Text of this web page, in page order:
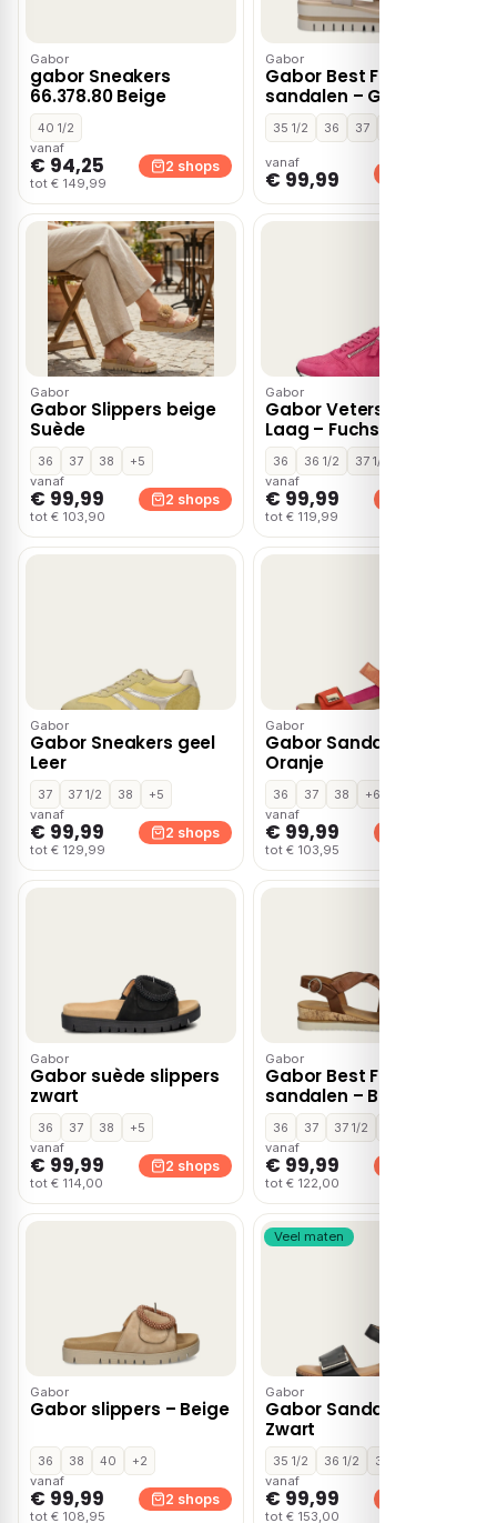
Gabor
gabor Sneakers
66.378.80 Beige
40 1/2
vanaf
€ 94,25
tot € 149,99
2 shops
Gabor
Gabor Best Fitting
sandalen – Goud
35 1/2 36 37
vanaf
€ 99,99
Gabor
Gabor Slippers beige
Suède
36 37 38
+5
vanaf
€ 99,99
tot € 103,90
2 shops
Gabor
Gabor Veterschoenen
Laag – Fuchsia
36 36 1/2 37 1/2
vanaf
€ 99,99
tot € 119,99
Gabor
Gabor Sneakers geel
Leer
37 37 1/2 38
+5
vanaf
€ 99,99
tot € 129,99
2 shops
Gabor
Gabor Sandalen Plat –
Oranje
36 37 38
+6
vanaf
€ 99,99
tot € 103,95
Gabor
Gabor suède slippers
zwart
36 37 38
+5
vanaf
€ 99,99
tot € 114,00
2 shops
Gabor
Gabor Best Fitting
sandalen – Bruin
36 37 37 1/2
vanaf
€ 99,99
tot € 122,00
Gabor
Gabor slippers – Beige
36 38 40
+2
vanaf
€ 99,99
tot € 108,95
2 shops
Veel maten
Gabor
Gabor Sandalen Plat –
Zwart
35 1/2 36 1/2 37
vanaf
€ 99,99
tot € 153,00